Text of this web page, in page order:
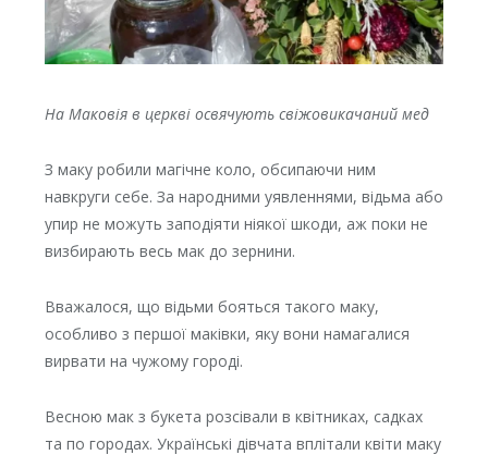
На Маковія в церкві освячують свіжовикачаний мед
З маку робили магічне коло, обсипаючи ним
навкруги себе. За народними уявленнями, відьма або
упир не можуть заподіяти ніякої шкоди, аж поки не
визбирають весь мак до зернини.
Вважалося, що відьми бояться такого маку,
особливо з першої маківки, яку вони намагалися
вирвати на чужому городі.
Весною мак з букета розсівали в квітниках, садках
та по городах. Українські дівчата вплітали квіти маку